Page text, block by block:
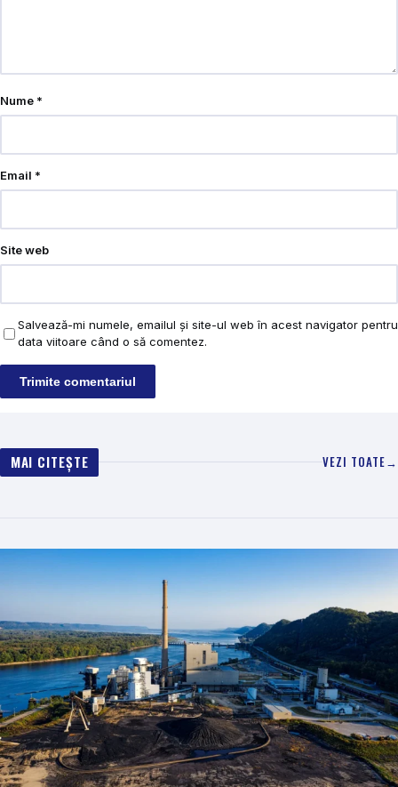
Nume *
Email *
Site web
Salvează-mi numele, emailul și site-ul web în acest navigator pentru
data viitoare când o să comentez.
MAI CITEȘTE VEZI TOATE→